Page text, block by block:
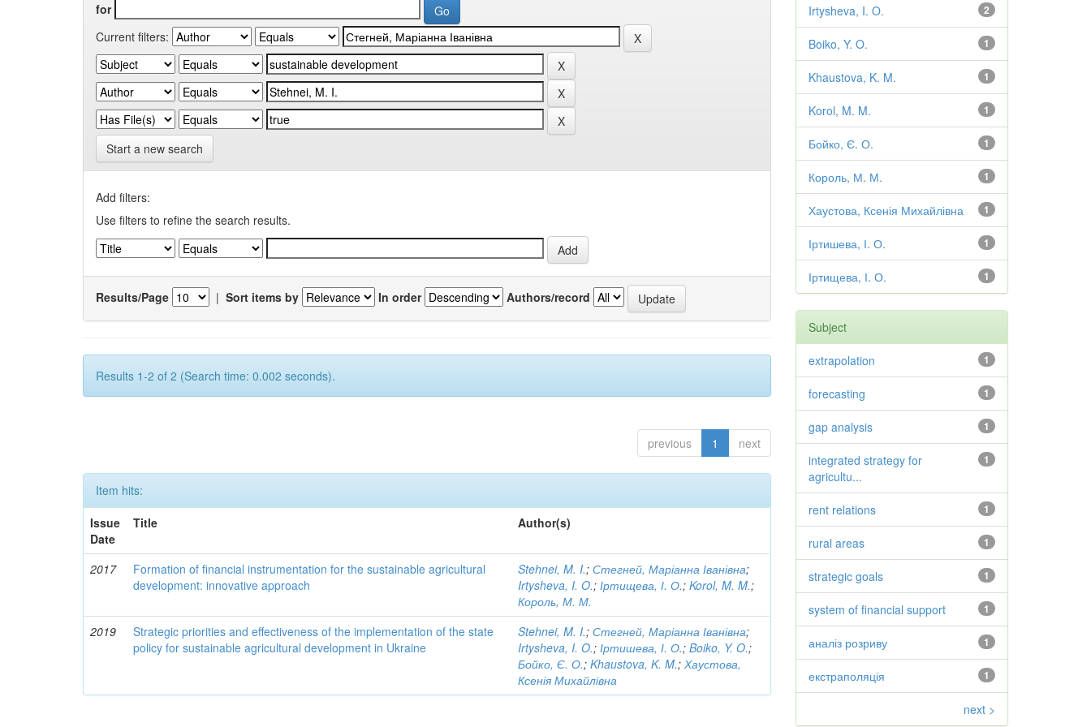
for
Current filters:
Start a new search
Add filters:
Use filters to refine the search results.
Results/Page | Sort items by In order Authors/record
Results 1-2 of 2 (Search time: 0.002 seconds).
previous 1 next
Item hits:
Issue
Date
Title Author(s)
2017
Formation of financial instrumentation for the sustainable agricultural
development: innovative approach
Stehnei, M. I.;Стегней, Маріанна Іванівна;
Irtysheva, I. O.;Іртищева, І. О.;Korol, M. M.;
Король, М. М.
2019
Strategic priorities and effectiveness of the implementation of the state
policy for sustainable agricultural development in Ukraine
Stehnei, M. I.;Стегней, Маріанна Іванівна;
Irtysheva, I. O.;Іртишева, І. О.;Boiko, Y. O.;
Бойко, Є. О.;Khaustova, K. M.;Хаустова,
Ксенія Михайлівна
2
Irtysheva, I. O.
1
Boiko, Y. O.
1
Khaustova, K. M.
1
Korol, M. M.
1
Бойко, Є. О.
1
Король, М. М.
1
Хаустова, Ксенія Михайлівна
1
Іртишева, І. О.
1
Іртищева, І. О.
Subject
1
extrapolation
1
forecasting
1
gap analysis
1
integrated strategy for
agricultu...
1
rent relations
1
rural areas
1
strategic goals
1
system of financial support
1
аналіз розриву
1
екстраполяція
next >